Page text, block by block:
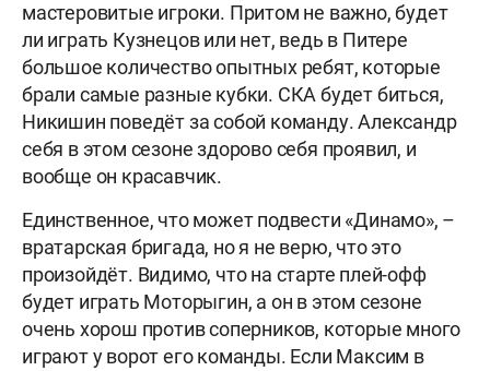
мастеровитые игроки. Притом не важно, будет
ли играть Кузнецов или нет, ведь в Питере
большое количество опытных ребят, которые
брали самые разные кубки. СКА будет биться,
Никишин поведёт за собой команду. Александр
себя в этом сезоне здорово себя проявил, и
вообще он красавчик.
Единственное, что может подвести «Динамо», –
вратарская бригада, но я не верю, что это
произойдёт. Видимо, что на старте плей-офф
будет играть Моторыгин, а он в этом сезоне
очень хорош против соперников, которые много
играют у ворот его команды. Если Максим в